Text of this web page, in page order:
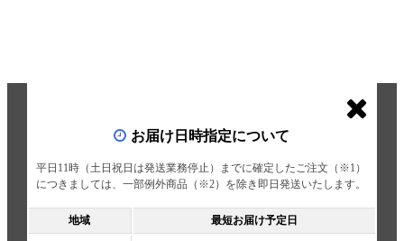
お届け日時指定について
平日11時（土日祝日は発送業務停止）までに確定したご注文（※1）
につきましては、一部例外商品（※2）を除き即日発送いたします。
地域 最短お届け予定日